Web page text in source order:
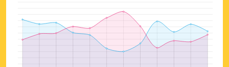
Accedi con eLink